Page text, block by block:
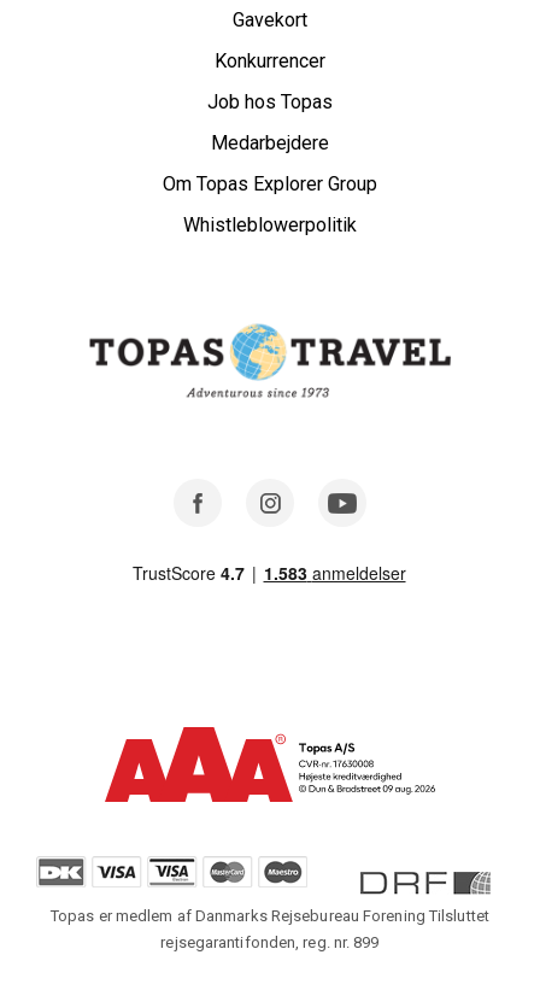
Gavekort
Konkurrencer
Job hos Topas
Medarbejdere
Om Topas Explorer Group
Whistleblowerpolitik
Facebook Instagram
Topas er medlem af Danmarks Rejsebureau Forening Tilsluttet
rejsegarantifonden, reg. nr. 899